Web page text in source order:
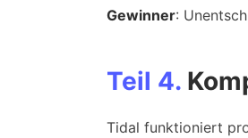
Gewinner:
Teil 4.
Tidal funktioniert